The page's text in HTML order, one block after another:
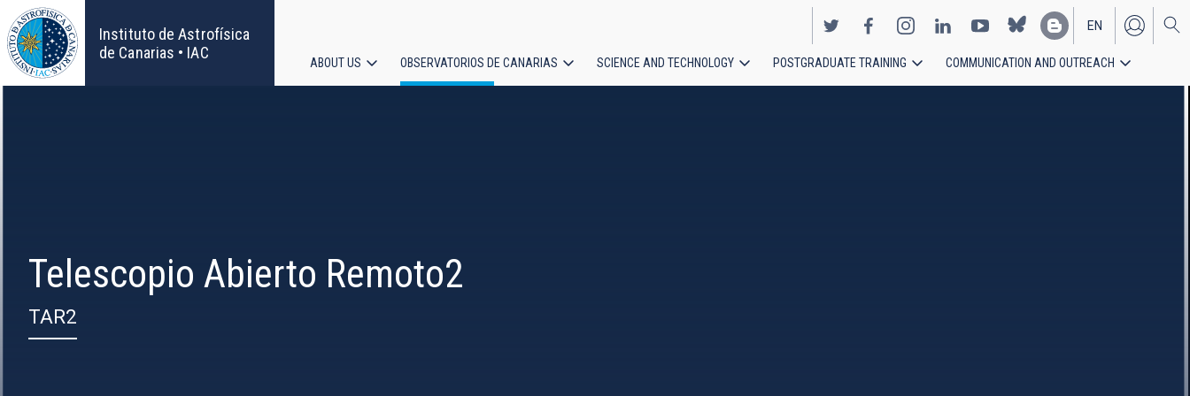
Skip
to
main
content
Instituto de Astrofísica
de Canarias • IAC
EN
ES
Main
ABOUT US OBSERVATORIOS DE CANARIAS SCIENCE AND TECHNOLOGY POSTGRADUATE TRAINING COMMUNICATION AND OUTREACH
Telescopio Abierto Remoto2
TAR2